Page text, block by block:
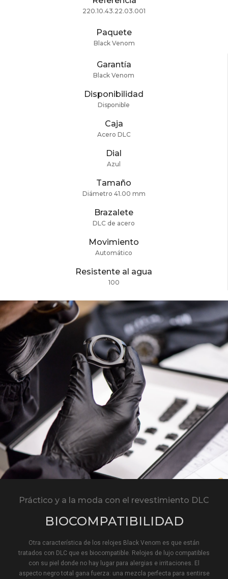
220.10.43.22.03.001
Paquete
Black Venom
Garantía
Black Venom
Disponibilidad
Disponible
Caja
Acero DLC
Dial
Azul
Tamaño
Diámetro 41.00 mm
Brazalete
DLC de acero
Movimiento
Automático
Resistente al agua
100
Práctico y a la moda con el revestimiento DLC
BIOCOMPATIBILIDAD
Otra característica de los relojes Black Venom es que están
tratados con DLC que es biocompatible. Relojes de lujo compatibles
con su piel donde no hay lugar para alergias e irritaciones. El
aspecto negro total gana fuerza: una mezcla perfecta para sentirse